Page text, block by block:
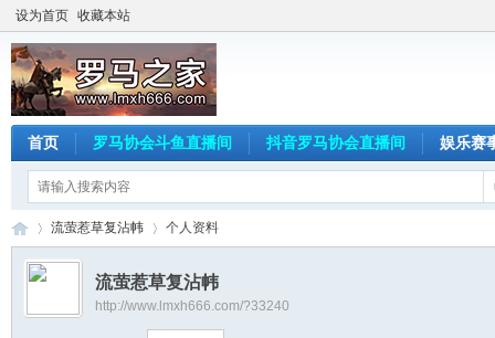
设为首页 收藏本站
首页 罗马协会斗鱼直播间 抖音罗马协会直播间 娱乐赛
›
流萤惹草复沾帏 个人资料
流萤惹草复沾帏
http://www.lmxh666.com/?33240